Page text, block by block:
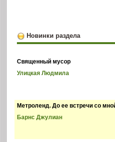
Новинки раздела
Священный мусор
Улицкая Людмила
Метроленд. До ее встречи со
Барнс Джулиан